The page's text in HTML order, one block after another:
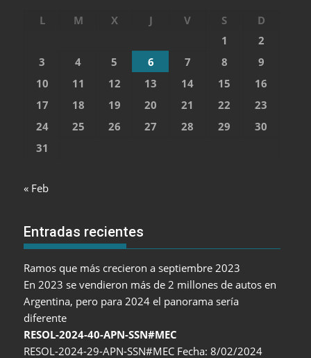
L M X J V S
D
1
2
3
4 5 6 7 8
9
10
11 12 13 14 15
16
17
18 19 20 21 22
23
24
25 26 27 28 29
30
31
« Feb
Entradas recientes
Ramos que más crecieron a septiembre 2023
En 2023 se vendieron más de 2 millones de autos en
Argentina, pero para 2024 el panorama sería
diferente
RESOL-2024-40-APN-SSN#MEC
RESOL-2024-29-APN-SSN#MEC Fecha: 8/02/2024